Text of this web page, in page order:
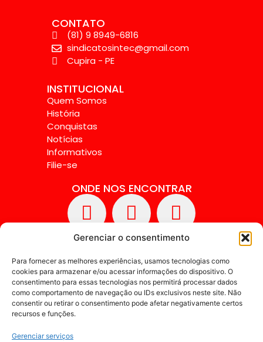
Gerenciar o consentimento
Para fornecer as melhores experiências, usamos tecnologias como
cookies para armazenar e/ou acessar informações do dispositivo. O
consentimento para essas tecnologias nos permitirá processar dados
como comportamento de navegação ou IDs exclusivos neste site. Não
consentir ou retirar o consentimento pode afetar negativamente certos
recursos e funções.
Gerenciar serviços
CONTATO
(81) 9 8949-6816
sindicatosintec@gmail.com
Cupira - PE
INSTITUCIONAL
Quem Somos
História
Conquistas
Notícias
Informativos
Filie-se
ONDE NOS ENCONTRAR